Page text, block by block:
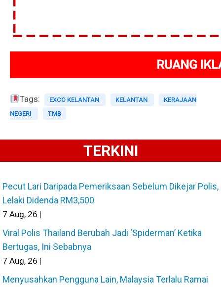
Tags: EXCO KELANTAN KELANTAN
KERAJAAN
NEGERI
TMB
TERKINI
Pecut Lari Daripada Pemeriksaan Sebelum Dikejar Polis,
Lelaki Didenda RM3,500
7 Aug, 26 |
Viral Polis Thailand Berubah Jadi ‘Spiderman’ Ketika
Bertugas, Ini Sebabnya
7 Aug, 26 |
Menyusahkan Pengguna Lain, Malaysia Terlalu Ramai